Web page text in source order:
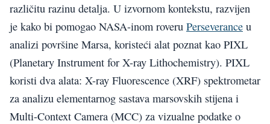
različitu razinu detalja. U izvornom kontekstu, razvijen
je kako bi pomogao NASA-inom roveru Perseverance u
analizi površine Marsa, koristeći alat poznat kao PIXL
(Planetary Instrument for X-ray Lithochemistry). PIXL
koristi dva alata: X-ray Fluorescence (XRF) spektrometar
za analizu elementarnog sastava marsovskih stijena i
Multi-Context Camera (MCC) za vizualne podatke o